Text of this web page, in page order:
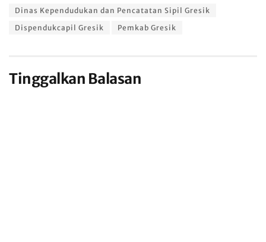
Dinas Kependudukan dan Pencatatan Sipil Gresik
Dispendukcapil Gresik
Pemkab Gresik
Tinggalkan Balasan